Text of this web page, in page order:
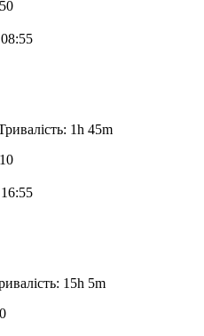
1h 45m
15h 5m